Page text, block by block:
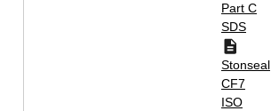
Part C
SDS
Stonseal
CF7
ISO